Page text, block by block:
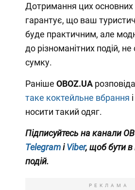
Дотримання цих основних
гарантує, що ваш
буде практичним, але
до різноманітних подій,
сумку.
Раніше OBOZ.UA
таке коктейльне вбрання
носити такий одяг.
Підписуйтесь на канали
TelegramіViber, щоб бути в
подій.
РЕКЛАМА